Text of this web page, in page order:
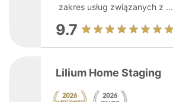
zakres usług związanych z ...
9.7
Lilium Home Staging